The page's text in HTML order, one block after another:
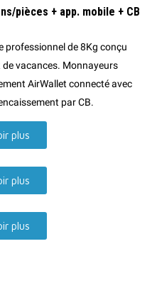
pièces + app. mobile + CB
professionnel de 8Kg conçu
vacances. Monnayeurs
AirWallet connecté avec
par CB.
plus
plus
plus